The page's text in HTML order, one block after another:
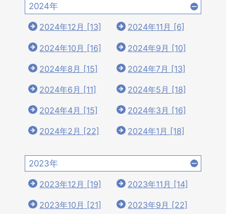
2024年
2024年12月 [13] 2024年11月 [6]
2024年10月 [16] 2024年9月 [10]
2024年8月 [15] 2024年7月 [13]
2024年6月 [11] 2024年5月 [18]
2024年4月 [15] 2024年3月 [16]
2024年2月 [22] 2024年1月 [18]
2023年
2023年12月 [19] 2023年11月 [14]
2023年10月 [21] 2023年9月 [22]